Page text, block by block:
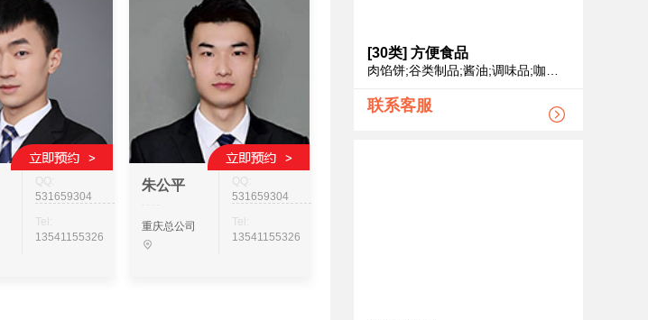
QQ:
531659304
Tel:
13541155326
朱公平
重庆总公司
QQ:
531659304
Tel:
13541155326
[30类] 方便食品
肉馅饼;谷类制品;酱油;调味品;咖啡;茶饮料;红糖;糖果;冰糖燕窝;蛋糕
联系客服